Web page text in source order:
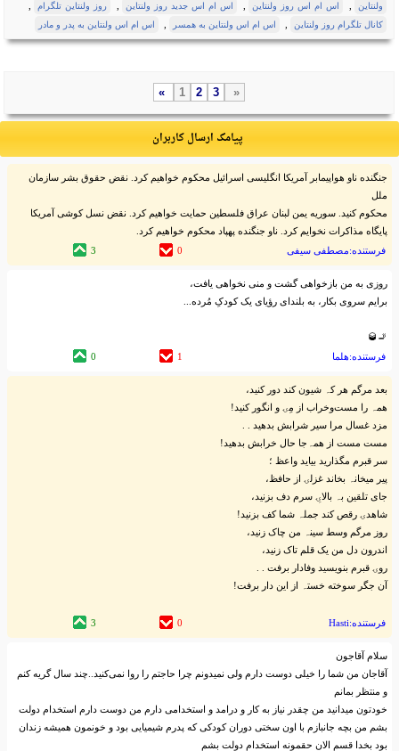
ولنتاین اس ام اس روز ولنتاین اس ام اس جدید روز ولنتاین روز ولنتاین تلگرام
کانال تلگرام روز ولنتاین اس ام اس ولنتاین به همسر اس ام اس ولنتاین به پدر و مادر
«
1 2 3
»
پیامک ارسال کاربران
جنگنده ناو هواپیمابر آمریکا انگلیسی اسرائیل محکوم خواهیم کرد. نقض حقوق بشر سازمان
ملل
محکوم کنید. سوریه یمن لبنان عراق فلسطین حمایت خواهیم کرد. نقض نسل کوشی آمریکا
پایگاه مذاکرات نخوایم کرد. ناو جنگنده پهپاد محکوم خواهیم کرد.
فرستنده:مصطفی سیفی
0
3
روزی به من بازخواهی گشت و منی نخواهی یافت،
برایم سروی بکار، به بلندای رؤیای یک کودکِ مُرده...
🚬🥃
فرستنده:هلما
1
0
بعد مرگم هر کہ‌ شیون کند دور کنید،
همہ‌ را مست‌و‌خراب از مِۍ و انگور کنید!
مزد غسال مرا سیر شرابش بدهید . .
مست مست از همہ‌‌جا حال خرابش بدهید!
سر قبرم مگذارید بیاید واعظ ؛
پیر میخانہ‌ بخاند غزلۍ از حافظ،
جای تلقین بہ‌ بالاۍِ سرم دف بزنید،
شاهدۍ رقص کند جملہ‌ شما کف بزنید!
روز مرگم وسط سینہ‌ من چاک زنید،
اندرون دل من یک قلم تاک زنید،
روۍ قبرم بنویسید وفادار برفت . .
آن جگر سوخته‌ خستہ‌ از این دار برفت!
فرستنده:Hasti 0
3
سلام آقاجون
آقاجان من شما را خیلی دوست دارم ولی نمیدونم چرا حاجتم را روا نمی‌کنید..چند سال گریه کنم
و منتظر بمانم
خودتون میدانید من چقدر نیاز به کار و درامد و استخدامی دارم من دوست دارم استخدام دولت
بشم من بچه جانبازم با اون سختی دوران کودکی که پدرم شیمیایی بود و خونمون همیشه زندان
بود بخدا قسم الان حقمونه استخدام دولت بشم